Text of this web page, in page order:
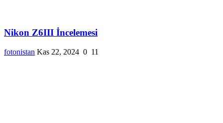
Nikon Z6III İncelemesi
fotonistan Kas 22, 2024 0 11